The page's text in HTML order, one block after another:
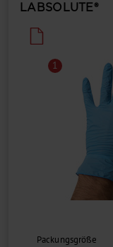
LABSOLUTE®
1
Packungsgröße